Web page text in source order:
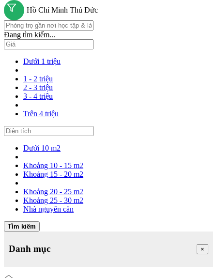
Hồ Chí Minh Thủ Đức
Đang tìm kiếm...
Dưới 1 triệu
1 - 2 triệu
2 - 3 triệu
3 - 4 triệu
Trên 4 triệu
Dưới 10 m2
Khoảng 10 - 15 m2
Khoảng 15 - 20 m2
Khoảng 20 - 25 m2
Khoảng 25 - 30 m2
Nhà nguyên căn
Tìm kiếm
Danh mục ×